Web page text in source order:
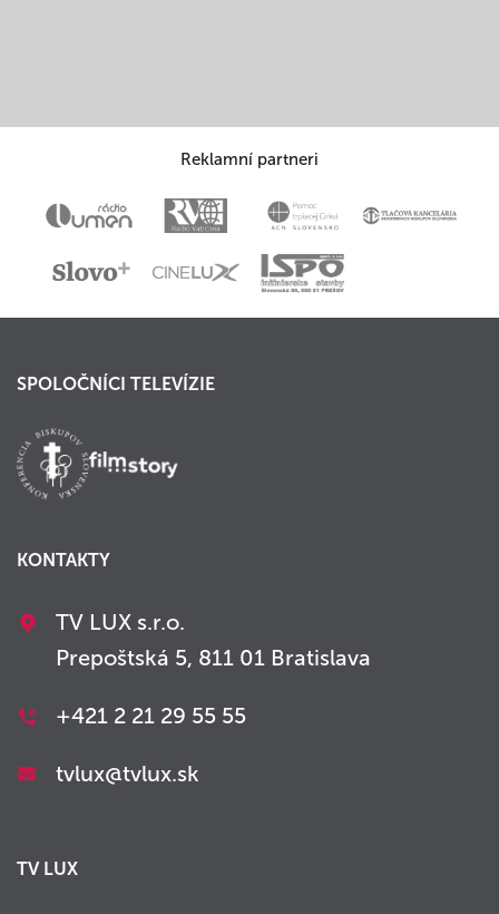
Reklamní partneri
SPOLOČNÍCI TELEVÍZIE
KONTAKTY
TV LUX s.r.o.
Prepoštská 5, 811 01 Bratislava
+421 2 21 29 55 55
tvlux@tvlux.sk
TV LUX